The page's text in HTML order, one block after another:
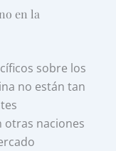
en la
sobre los
no están tan
otras naciones